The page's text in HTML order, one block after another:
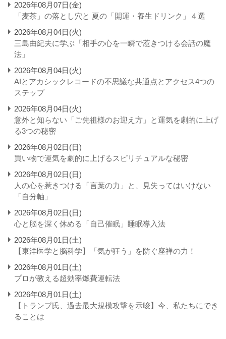
2026年08月07日(金)
「麦茶」の落とし穴と 夏の「開運・養生ドリンク」４選
2026年08月04日(火)
三島由紀夫に学ぶ「相手の心を一瞬で惹きつける会話の魔
法」
2026年08月04日(火)
AIとアカシックレコードの不思議な共通点とアクセス4つの
ステップ
2026年08月04日(火)
意外と知らない「ご先祖様のお迎え方」と運気を劇的に上げ
る3つの秘密
2026年08月02日(日)
買い物で運気を劇的に上げるスピリチュアルな秘密
2026年08月02日(日)
人の心を惹きつける「言葉の力」と、見失ってはいけない
「自分軸」
2026年08月02日(日)
心と脳を深く休める「自己催眠」睡眠導入法
2026年08月01日(土)
【東洋医学と脳科学】「気が狂う」を防ぐ座禅の力！
2026年08月01日(土)
プロが教える超効率燃費運転法
2026年08月01日(土)
【トランプ氏、過去最大規模攻撃を示唆】今、私たちにでき
ることは